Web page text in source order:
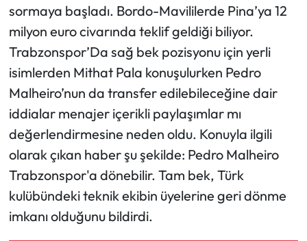
sormaya başladı. Bordo-Mavililerde Pina’ya 12
milyon euro civarında teklif geldiği biliyor.
Trabzonspor’Da sağ bek pozisyonu için yerli
isimlerden Mithat Pala konuşulurken Pedro
Malheiro’nun da transfer edilebileceğine dair
iddialar menajer içerikli paylaşımlar mı
değerlendirmesine neden oldu. Konuyla ilgili
olarak çıkan haber şu şekilde: Pedro Malheiro
Trabzonspor'a dönebilir. Tam bek, Türk
kulübündeki teknik ekibin üyelerine geri dönme
imkanı olduğunu bildirdi.